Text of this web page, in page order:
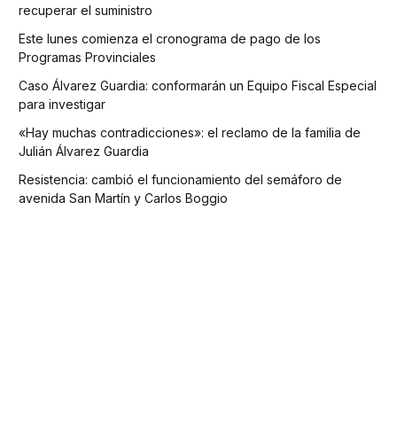
recuperar el suministro
Este lunes comienza el cronograma de pago de los
Programas Provinciales
Caso Álvarez Guardia: conformarán un Equipo Fiscal Especial
para investigar
«Hay muchas contradicciones»: el reclamo de la familia de
Julián Álvarez Guardia
Resistencia: cambió el funcionamiento del semáforo de
avenida San Martín y Carlos Boggio